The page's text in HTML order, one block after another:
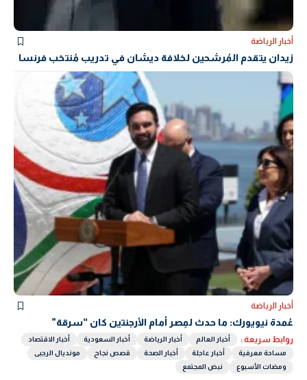
أخبار الرياضة
زيدان يتقدم المُرشحين لخلافة ديشان في تدريب مُنتخب فرنسا
أخبار الرياضة
عُمدة نيويورك: ما حدث لمِصر أمام الأرجنتين كان “سرقة”
روابط سريعة : أخبار العالم أخبار الرياضة أخبار السعودية
أخبار الاقتصاد
مساحة معرفية
أخبار عاجلة أخبار الصحة قصص نجاح
مونديال الرجبى
ومضات الأسبوع
نبض المجتمع